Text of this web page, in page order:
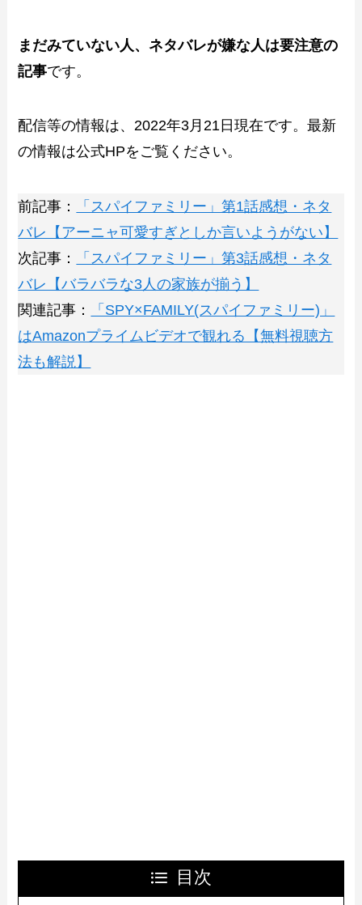
まだみていない人、ネタバレが嫌な人は要注意の
記事です。
配信等の情報は、2022年3月21日現在です。最新
の情報は公式HPをご覧ください。
前記事：
「スパイファミリー」第1話感想・ネタ
バレ【アーニャ可愛すぎとしか言いようがない】
次記事：
「スパイファミリー」第3話感想・ネタ
バレ【バラバラな3人の家族が揃う】
関連記事：
「SPY×FAMILY(スパイファミリー)」
はAmazonプライムビデオで観れる【無料視聴方
法も解説】
目次